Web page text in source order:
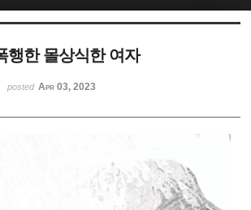
행한 몰상식한 여자
posted Apr 03, 2023
스케치북5
스케치북5